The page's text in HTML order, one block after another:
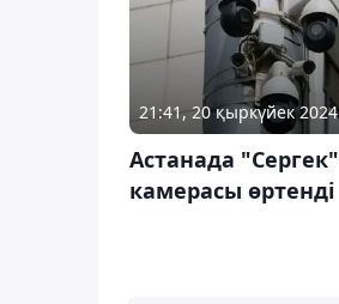
21:41, 20 қыркүйек 2024
Астанада "Сергек"
камерасы өртенді